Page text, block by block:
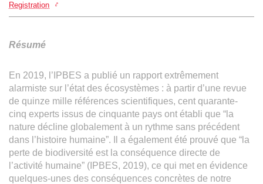
Registration
Résumé
En 2019, l’IPBES a publié un rapport extrêmement
alarmiste sur l’état des écosystèmes : à partir d’une revue
de quinze mille références scientifiques, cent quarante-
cinq experts issus de cinquante pays ont établi que “la
nature décline globalement à un rythme sans précédent
dans l’histoire humaine”. Il a également été prouvé que “la
perte de biodiversité est la conséquence directe de
l’activité humaine” (IPBES, 2019), ce qui met en évidence
quelques-unes des conséquences concrètes de notre